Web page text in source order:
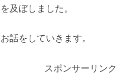
及ぼしました。
話をしていきます。
スポンサーリンク